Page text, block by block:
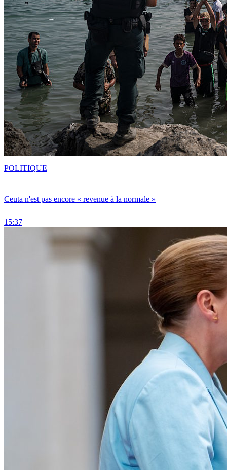
Ceuta n'est pas encore « revenue à la normale »
15:37
POLITIQUE